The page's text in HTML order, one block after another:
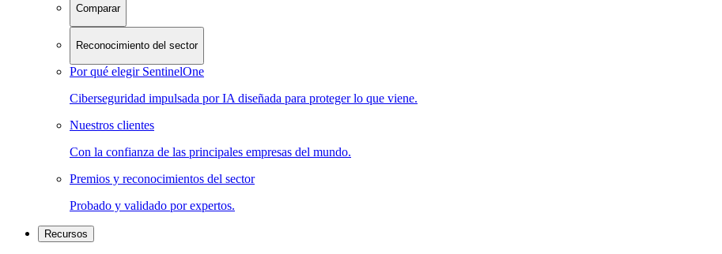
Comparar
Reconocimiento del sector
Por qué elegir SentinelOne
Ciberseguridad impulsada por IA diseñada para proteger lo que viene.
Nuestros clientes
Con la confianza de las principales empresas del mundo.
Premios y reconocimientos del sector
Probado y validado por expertos.
Recursos